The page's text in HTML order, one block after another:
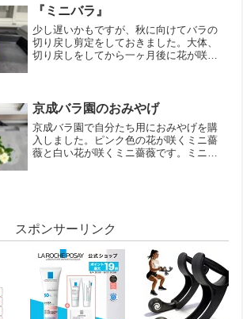
いう蜂の芋虫でした。最初のうちは食べ
れているなとは思いました...
『ミニバラ』
少し遅いかもですが、秋に向けてバラの
切り戻し剪定をしておきました。大体、
切り戻しをしてから一ヶ月後に花が咲く
切り戻しした方が良いみ...
京成バラ園のおみやげ
京成バラ園で自分たち用におみやげを購
入しました。ピンク色の花が咲くミニ薔
薇と白い花が咲くミニ薔薇です。ミニ薔
スポンサーリンク